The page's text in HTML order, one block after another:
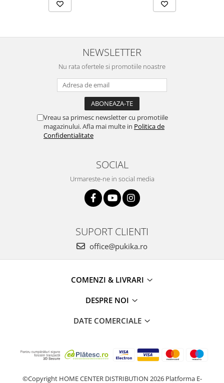
NEWSLETTER
Nu rata ofertele si promotiile noastre
Vreau sa primesc newsletter cu promotiile
magazinului. Afla mai multe in Politica de
Confidentialitate
SOCIAL
Urmareste-ne in social media
SUPORT CLIENTI
office@pukika.ro
COMENZI & LIVRARI
DESPRE NOI
DATE COMERCIALE
©Copyright HOME CENTER DISTRIBUTION 2026 Platforma E-